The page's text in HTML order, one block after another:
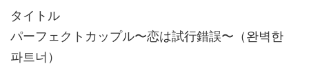
タイトル
パーフェクトカップル〜恋は試行錯誤〜（완벽한
파트너）